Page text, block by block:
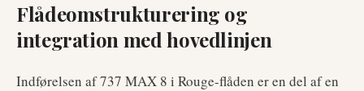
Flådeomstrukturering og
integration med hovedlinjen
Indførelsen af 737 MAX 8 i Rouge-flåden er en del af en